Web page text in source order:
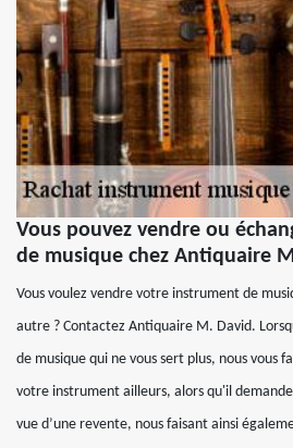
Vous pouvez vendre ou
de musique chez Antiquaire
Vous voulez vendre votre instrument de
autre ? Contactez Antiquaire M. David.
de musique qui ne vous sert plus, nous vous
votre instrument ailleurs, alors qu'il
vue d’une revente, nous faisant ainsi